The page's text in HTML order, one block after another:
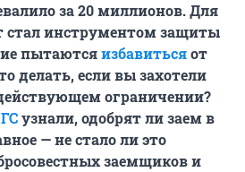
за 20 миллионов. Для
стал инструментом защиты
пытаютсяизбавитьсяот
делать, если вы захотели
ограничении?
узнали, одобрят ли заем в
— не стало ли это
заемщиков и